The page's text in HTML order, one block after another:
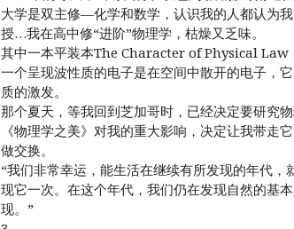
大学是双主修—化学和数学，认识我的人都认为
授…我在高中修“进阶”物理学，枯燥又乏味。
其中一本平装本The Character of Physical Law
一个呈现波性质的电子是在空间中散开的电子，
质的激发。
那个夏天，等我回到芝加哥时，已经决定要研究
《物理学之美》对我的重大影响，决定让我带走
做交换。
“我们非常幸运，能生活在继续有所发现的年代
现它一次。在这个年代，我们仍在发现自然的基
现。”